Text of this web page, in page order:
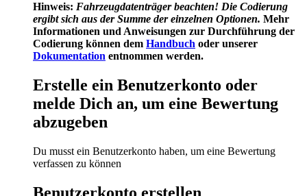
Hinweis: Fahrzeugdatenträgerbeachten! Die Codierung
ergibt sich aus der Summe der einzelnen Optionen. Mehr
Informationen und Anweisungen zur Durchführung der
Codierung können dem Handbuch oder unserer
Dokumentation entnommen werden.
Erstelle ein Benutzerkonto oder
melde Dich an, um eine Bewertung
abzugeben
Du musst ein Benutzerkonto haben, um eine Bewertung
verfassen zu können